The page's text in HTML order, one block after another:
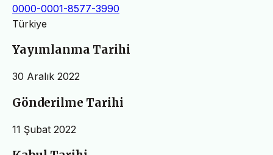
0000-0001-8577-3990
Türkiye
Yayımlanma Tarihi
30 Aralık 2022
Gönderilme Tarihi
11 Şubat 2022